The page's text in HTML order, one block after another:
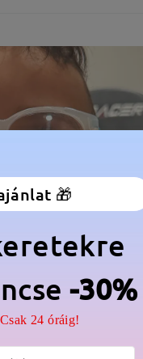
Lencse átlós méret: 46 mm
🎁
-30%
24 óráig!